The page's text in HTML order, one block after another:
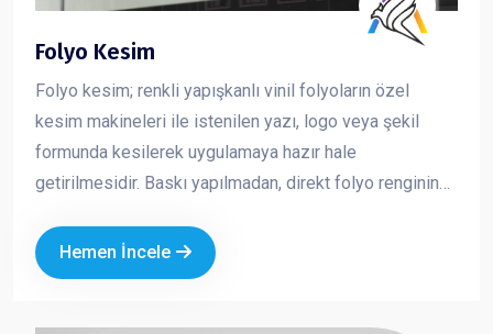
Folyo Kesim
Folyo kesim; renkli yapışkanlı vinil folyoların özel
kesim makineleri ile istenilen yazı, logo veya şekil
formunda kesilerek uygulamaya hazır hale
getirilmesidir. Baskı yapılmadan, direkt folyo renginin
görünüm sunar. Özellikle cam, vitrin, araç ve tabela
uygulamalarında tercih edilen folyo kesim, markanızın
Hemen İncele